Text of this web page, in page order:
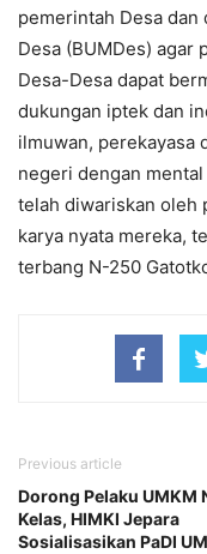
pemerintah Desa dan
Desa (BUMDes) agar
Desa-Desa dapat
dukungan iptek dan
ilmuwan, perekayasa
negeri dengan
telah diwariskan oleh
karya nyata mereka,
terbang N-250
Previous article
Dorong Pelaku UMKM
Kelas, HIMKI Jepara
Sosialisasikan PaDI